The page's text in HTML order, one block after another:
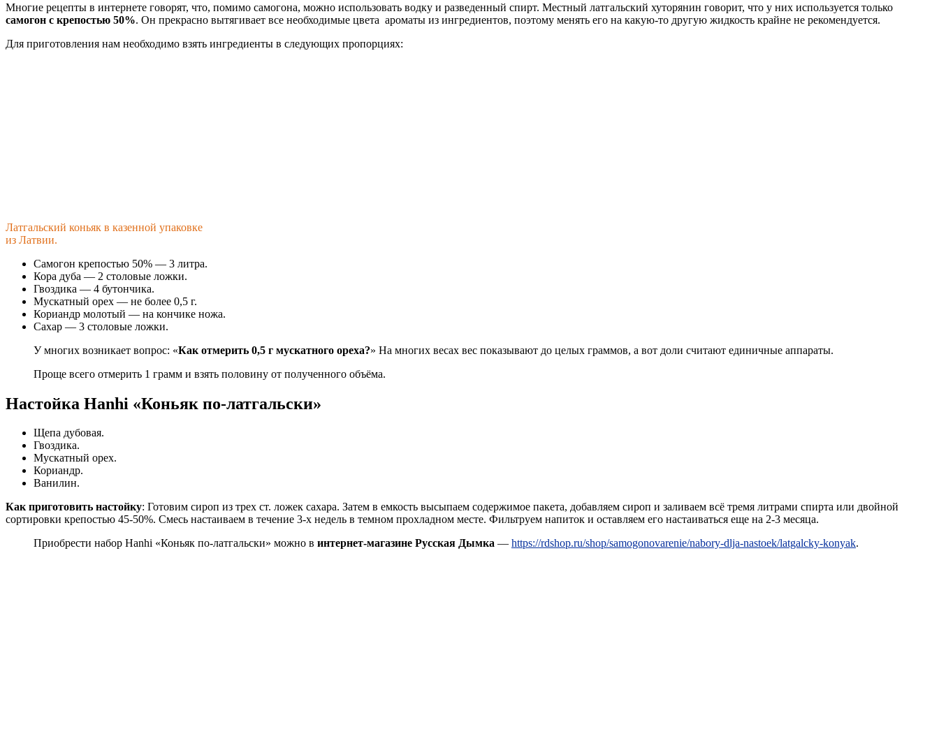
Многие рецепты в интернете говорят, что, помимо самогона, можно использовать водку и разведенный спирт. Местный латгальский хуторянин говорит, что у них используется только
самогон с крепостью 50%. Он прекрасно вытягивает все необходимые цвета ароматы из ингредиентов, поэтому менять его на какую-то другую жидкость крайне не рекомендуется.
Для приготовления нам необходимо взять ингредиенты в следующих пропорциях:
Латгальский коньяк в казенной упаковке
из Латвии.
Самогон крепостью 50% — 3 литра.
Кора дуба — 2 столовые ложки.
Гвоздика — 4 бутончика.
Мускатный орех — не более 0,5 г.
Кориандр молотый — на кончике ножа.
Сахар — 3 столовые ложки.
У многих возникает вопрос: «Как отмерить 0,5 г мускатного ореха?» На многих весах вес показывают до целых граммов, а вот доли считают единичные аппараты.
Проще всего отмерить 1 грамм и взять половину от полученного объёма.
Настойка Hanhi «Коньяк по-латгальски»
Щепа дубовая.
Гвоздика.
Мускатный орех.
Кориандр.
Ванилин.
Как приготовить настойку: Готовим сироп из трех ст. ложек сахара. Затем в емкость высыпаем содержимое пакета, добавляем сироп и заливаем всё тремя литрами спирта или двойной
сортировки крепостью 45-50%. Смесь настаиваем в течение 3-х недель в темном прохладном месте. Фильтруем напиток и оставляем его настаиваться еще на 2-3 месяца.
Приобрести набор Hanhi «Коньяк по-латгальски» можно в интернет-магазине Русская Дымка — https://rdshop.ru/shop/samogonovarenie/nabory-dlja-nastoek/latgalcky-konyak.